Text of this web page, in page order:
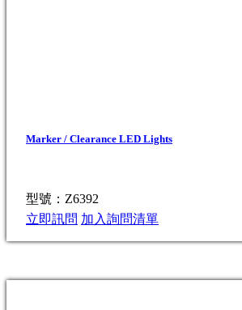
Marker / Clearance LED Lights
型號：Z6392
立即訊問 加入詢問清單